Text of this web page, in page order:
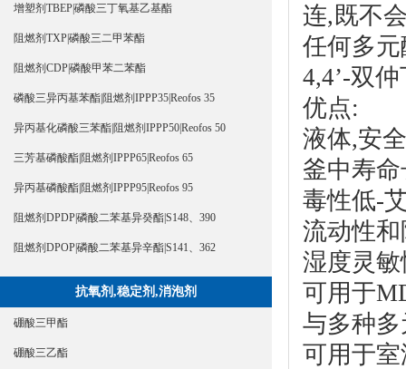
增塑剂TBEP|磷酸三丁氧基乙基酯
阻燃剂TXP|磷酸三二甲苯酯
阻燃剂CDP|磷酸甲苯二苯酯
磷酸三异丙基苯酯|阻燃剂IPPP35|Reofos 35
异丙基化磷酸三苯酯|阻燃剂IPPP50|Reofos 50
三芳基磷酸酯|阻燃剂IPPP65|Reofos 65
异丙基磷酸酯|阻燃剂IPPP95|Reofos 95
阻燃剂DPDP|磷酸二苯基异癸酯|S148、390
阻燃剂DPOP|磷酸二苯基异辛酯|S141、362
抗氧剂,稳定剂,消泡剂
硼酸三甲酯
硼酸三乙酯
连,既不
任何多
4,4’-双
优点:
液体,安
釜中寿命
毒性低-
流动性
湿度灵
可用于
与多种
可用于